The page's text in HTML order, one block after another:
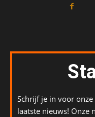
Schrijf je in voor
laatste nieuws! Onze